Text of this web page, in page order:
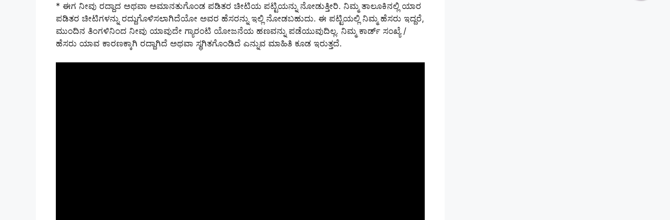
* ಈಗ ನೀವು ರದ್ದಾದ ಅಥವಾ ಅಮಾನತುಗೊಂಡ ಪಡಿತರ ಚೀಟಿಯ ಪಟ್ಟಿಯನ್ನು ನೋಡುತ್ತೀರಿ. ನಿಮ್ಮ ತಾಲೂಕಿನಲ್ಲಿ ಯಾರ
ಪಡಿತರ ಚೀಟಿಗಳನ್ನು ರದ್ದುಗೊಳಿಸಲಾಗಿದೆಯೋ ಅವರ ಹೆಸರನ್ನು ಇಲ್ಲಿ ನೋಡಬಹುದು. ಈ ಪಟ್ಟಿಯಲ್ಲಿ ನಿಮ್ಮ ಹೆಸರು ಇದ್ದರೆ,
ಮುಂದಿನ ತಿಂಗಳಿನಿಂದ ನೀವು ಯಾವುದೇ ಗ್ಯಾರಂಟಿ ಯೋಜನೆಯ ಹಣವನ್ನು ಪಡೆಯುವುದಿಲ್ಲ. ನಿಮ್ಮ ಕಾರ್ಡ್ ಸಂಖ್ಯೆ /
ಹೆಸರು ಯಾವ ಕಾರಣಕ್ಕಾಗಿ ರದ್ದಾಗಿದೆ ಅಥವಾ ಸ್ಥಗಿತಗೊಂಡಿದೆ ಎನ್ನುವ ಮಾಹಿತಿ ಕೂಡ ಇರುತ್ತದೆ.